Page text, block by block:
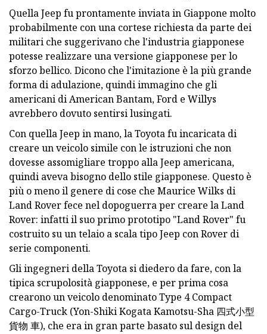
Quella Jeep fu prontamente inviata in Giappone molto
probabilmente con una cortese richiesta da parte dei
militari che suggerivano che l'industria giapponese
potesse realizzare una versione giapponese per lo
sforzo bellico. Dicono che l'imitazione è la più grande
forma di adulazione, quindi immagino che gli
americani di American Bantam, Ford e Willys
avrebbero dovuto sentirsi lusingati.
Con quella Jeep in mano, la Toyota fu incaricata di
creare un veicolo simile con le istruzioni che non
dovesse assomigliare troppo alla Jeep americana,
quindi aveva bisogno dello stile giapponese. Questo è
più o meno il genere di cose che Maurice Wilks di
Land Rover fece nel dopoguerra per creare la Land
Rover: infatti il ​​suo primo prototipo "Land Rover" fu
costruito su un telaio a scala tipo Jeep con Rover di
serie componenti.
Gli ingegneri della Toyota si diedero da fare, con la
tipica scrupolosità giapponese, e per prima cosa
crearono un veicolo denominato Type 4 Compact
Cargo-Truck (Yon-Shiki Kogata Kamotsu-Sha 四式小型
貨物 車), che era in gran parte basato sul design del